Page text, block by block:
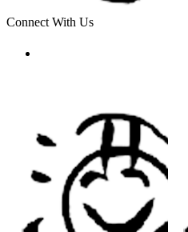
Connect With Us